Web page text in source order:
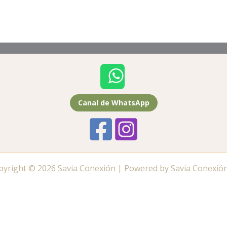
Canal de WhatsApp
© 2026 Savia Conexión | Powered by Savia